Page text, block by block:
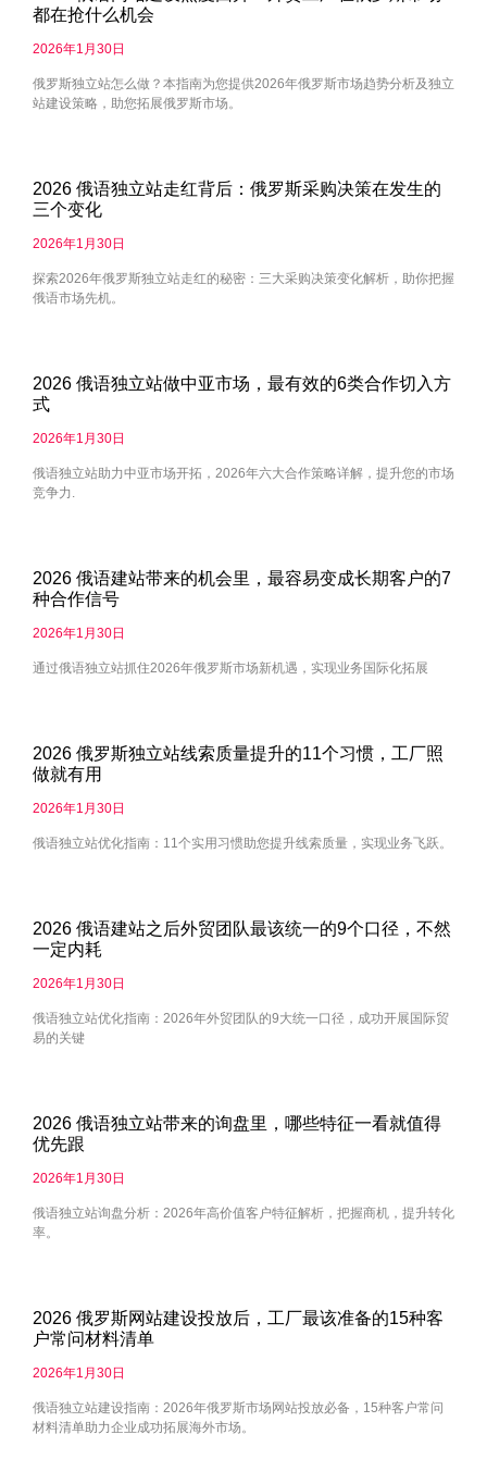
都在抢什么机会
2026年1月30日
俄罗斯独立站怎么做？本指南为您提供2026年俄罗斯市场趋势分析及独立
站建设策略，助您拓展俄罗斯市场。
2026 俄语独立站走红背后：俄罗斯采购决策在发生的
三个变化
2026年1月30日
探索2026年俄罗斯独立站走红的秘密：三大采购决策变化解析，助你把握
俄语市场先机。
2026 俄语独立站做中亚市场，最有效的6类合作切入方
式
2026年1月30日
俄语独立站助力中亚市场开拓，2026年六大合作策略详解，提升您的市场
竞争力.
2026 俄语建站带来的机会里，最容易变成长期客户的7
种合作信号
2026年1月30日
通过俄语独立站抓住2026年俄罗斯市场新机遇，实现业务国际化拓展
2026 俄罗斯独立站线索质量提升的11个习惯，工厂照
做就有用
2026年1月30日
俄语独立站优化指南：11个实用习惯助您提升线索质量，实现业务飞跃。
2026 俄语建站之后外贸团队最该统一的9个口径，不然
一定内耗
2026年1月30日
俄语独立站优化指南：2026年外贸团队的9大统一口径，成功开展国际贸
易的关键
2026 俄语独立站带来的询盘里，哪些特征一看就值得
优先跟
2026年1月30日
俄语独立站询盘分析：2026年高价值客户特征解析，把握商机，提升转化
率。
2026 俄罗斯网站建设投放后，工厂最该准备的15种客
户常问材料清单
2026年1月30日
俄语独立站建设指南：2026年俄罗斯市场网站投放必备，15种客户常问
材料清单助力企业成功拓展海外市场。